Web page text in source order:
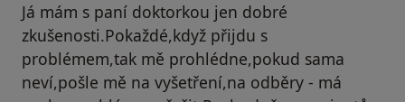
Já mám s paní doktorkou jen dobré
zkušenosti.Pokaždé,když přijdu s
problémem,tak mě prohlédne,pokud sama
neví,pošle mě na vyšetření,na odběry - má